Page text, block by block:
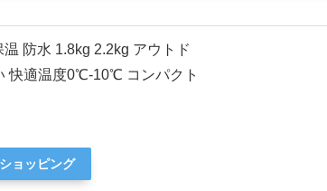
防水 1.8kg 2.2kg アウトド
快適温度0℃-10℃ コンパクト
ョッピング